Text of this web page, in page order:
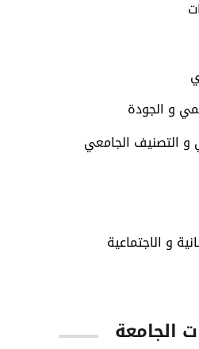
و الجودة
و التصنيف الجامعي
و الاجتماعية
الجامعة